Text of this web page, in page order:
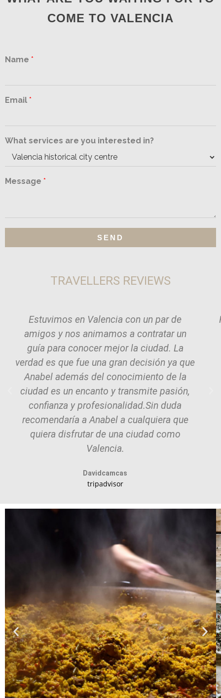
COME TO VALENCIA
Name *
Email *
What services are you interested in?
Message *
SEND
TRAVELLERS REVIEWS
Estuvimos en Valencia con un par de
amigos y nos animamos a contratar un
guía para conocer mejor la ciudad. La
verdad es que fue una gran decisión ya que
Anabel además del conocimiento de la
ciudad es un encanto y transmite pasión,
confianza y profesionalidad.Sin duda
recomendaría a Anabel a cualquiera que
quiera disfrutar de una ciudad como
Valencia.
Davidcamcas
tripadvisor